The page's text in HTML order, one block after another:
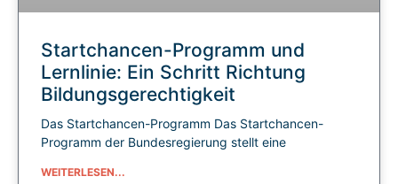
Startchancen-Programm und
Lernlinie: Ein Schritt Richtung
Bildungsgerechtigkeit
Das Startchancen-Programm Das Startchancen-
Programm der Bundesregierung stellt eine
WEITERLESEN...